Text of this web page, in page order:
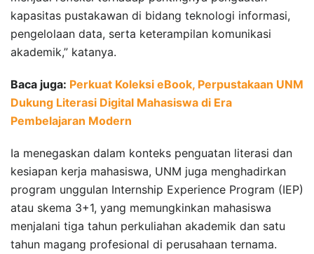
kapasitas pustakawan di bidang teknologi informasi,
pengelolaan data, serta keterampilan komunikasi
akademik,” katanya.
Baca juga: Perkuat Koleksi eBook, Perpustakaan UNM
Dukung Literasi Digital Mahasiswa di Era
Pembelajaran Modern
Ia menegaskan dalam konteks penguatan literasi dan
kesiapan kerja mahasiswa, UNM juga menghadirkan
program unggulan Internship Experience Program (IEP)
atau skema 3+1, yang memungkinkan mahasiswa
menjalani tiga tahun perkuliahan akademik dan satu
tahun magang profesional di perusahaan ternama.